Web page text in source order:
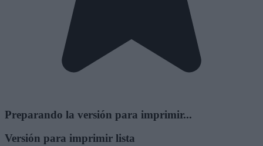
Preparando la versión para imprimir...
Versión para imprimir lista